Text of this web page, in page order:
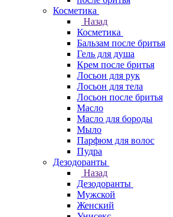
Косметика
Назад
Косметика
Бальзам после бритья
Гель для душа
Крем после бритья
Лосьон для рук
Лосьон для тела
Лосьон после бритья
Масло
Масло для бороды
Мыло
Парфюм для волос
Пудра
Дезодоранты
Назад
Дезодоранты
Мужской
Женский